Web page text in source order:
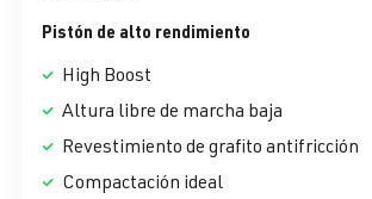
Pistón de alto rendimiento
High Boost
Altura libre de marcha baja
Revestimiento de grafito antifricción
Compactación ideal